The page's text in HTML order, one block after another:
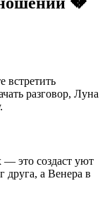
встретить
разговор, Луна
— это создаст уют
друга, а Венера в